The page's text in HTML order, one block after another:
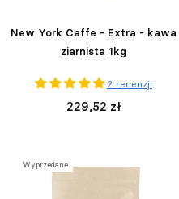
New York Caffe - Extra - kawa
ziarnista 1kg
2 recenzji
229,52 zł
Wyprzedane